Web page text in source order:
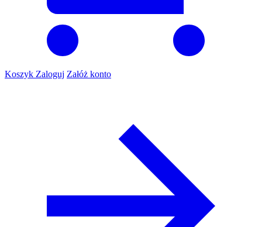
Koszyk Zaloguj Załóż konto